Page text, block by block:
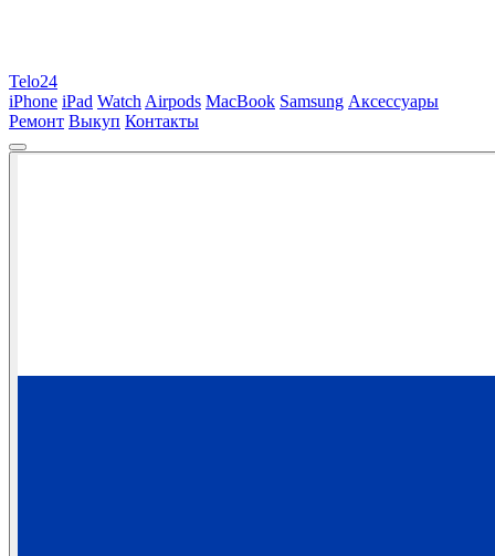
Telo24
iPhone iPad Watch Airpods MacBook Samsung Аксессуары
Ремонт Выкуп Контакты